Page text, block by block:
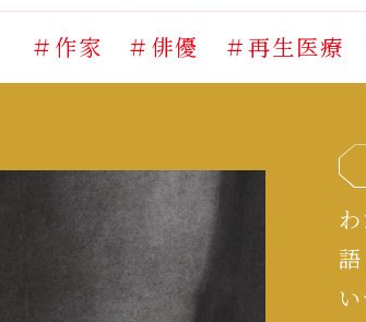
＃俳優 ＃再生医療 ＃写真家